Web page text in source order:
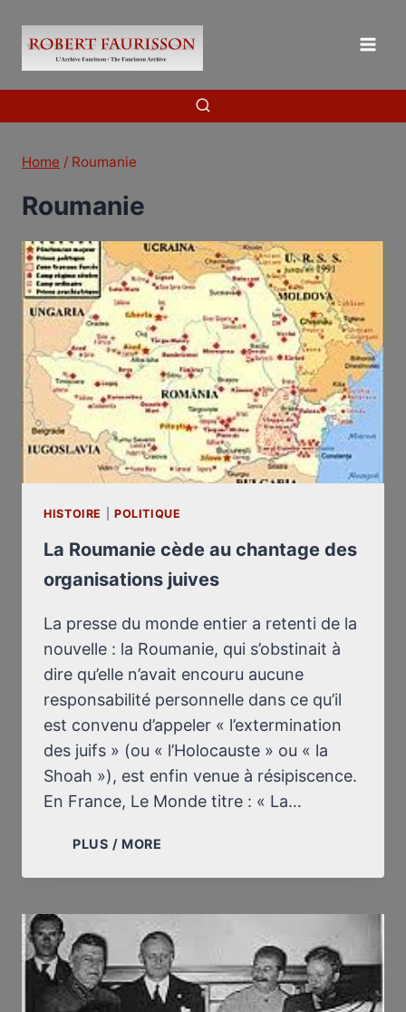
content
Home / Roumanie
Roumanie
HISTOIRE POLITIQUE
La Roumanie cède au chantage des
organisations juives
La presse du monde entier a retenti de la
nouvelle : la Roumanie, qui s’obstinait à
dire qu’elle n’avait encouru aucune
responsabilité personnelle dans ce qu’il
est convenu d’appeler « l’extermination
des juifs » (ou « l’Holocauste » ou « la
Shoah »), est enfin venue à résipiscence.
En France, Le Monde titre : « La…
PLUS / MORE
CÈDE
DES
ORGANISATIONS
JUIVES